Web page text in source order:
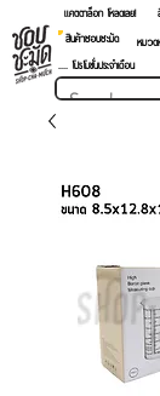
แคตตาล็อก โหลดเลย!
สินค้าชอบชะมัด
หมวด
.... โปรโมชั่นประจำเดือน